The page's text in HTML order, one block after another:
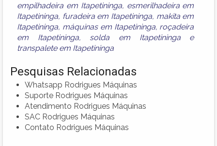
empilhadeira em Itapetininga, esmerilhadeira em
Itapetininga, furadeira em Itapetininga, makita em
Itapetininga, máquinas em Itapetininga, roçadeira
em Itapetininga, solda em Itapetiningae
transpalete em Itapetininga
Pesquisas Relacionadas
Whatsapp Rodrigues Máquinas
Suporte Rodrigues Máquinas
Atendimento Rodrigues Máquinas
SAC Rodrigues Máquinas
Contato Rodrigues Máquinas